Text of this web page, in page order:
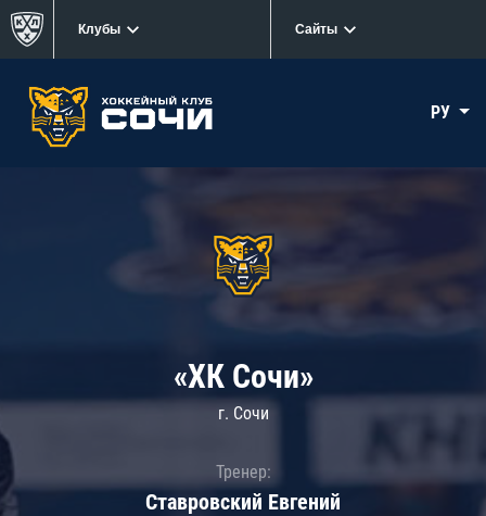
Клубы Сайты
РУ
«ХК Сочи»
г. Сочи
Тренер:
Ставровский Евгений